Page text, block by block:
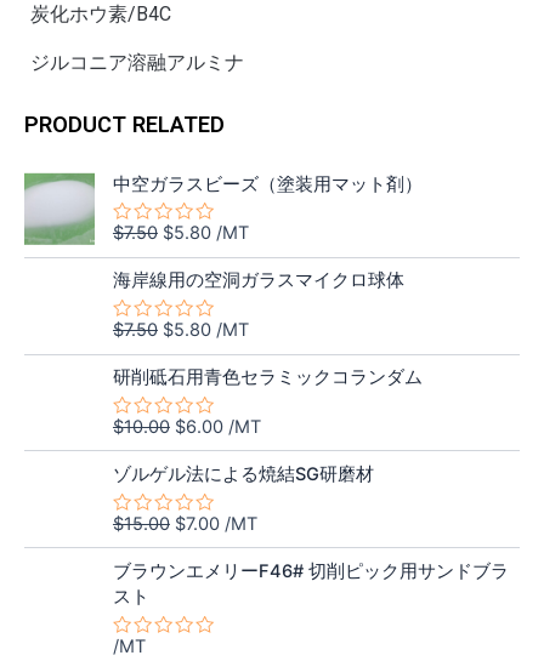
炭化ホウ素/B4C
ジルコニア溶融アルミナ
PRODUCT RELATED
中空ガラスビーズ（塗装用マット剤）
5
段
階
中
0
の
評
価
$7.50
元
の
価
格
は
$7.50
で
し
た。
$5.80
現
在
の
価
格
は
$5.80
で
す。
/MT
海岸線用の空洞ガラスマイクロ球体
5
段
階
中
0
の
評
価
$7.50
元
の
価
格
は
$7.50
で
し
た。
$5.80
現
在
の
価
格
は
$5.80
で
す。
/MT
研削砥石用青色セラミックコランダム
5
段
階
中
0
の
評
価
$10.00
元
の
価
格
は
$10.00
で
し
た。
$6.00
現
在
の
価
格
$6.00
で
す。
/MT
ゾルゲル法による焼結SG研磨材
5
段
階
中
0
の
評
価
$15.00
元
の
価
格
は
で
$7.00
現
在
の
価
格
/MT
ブラウンエメリーF46# 切削ピック用サンドブラ
スト
5
/MT